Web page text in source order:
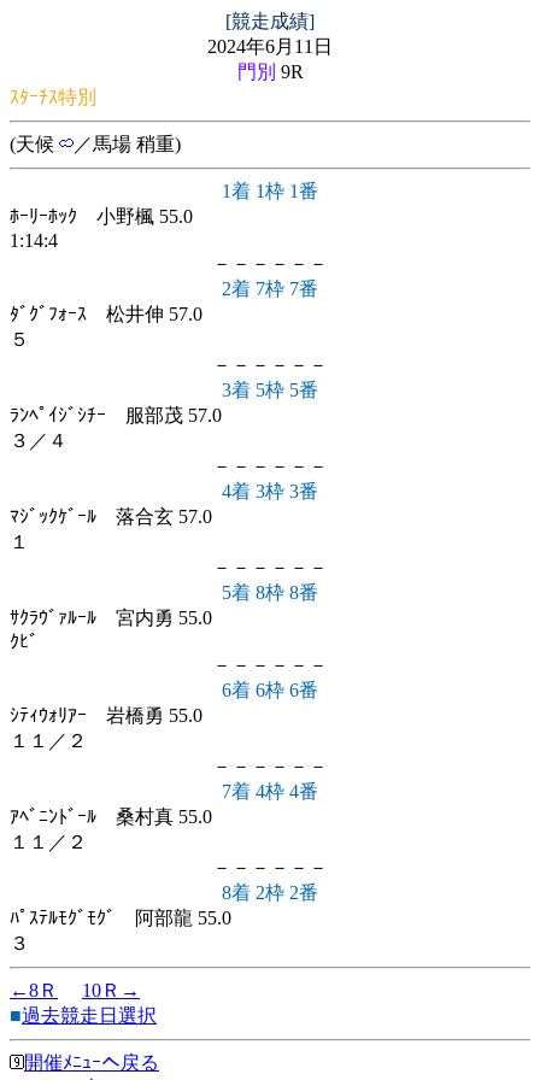
[競走成績]
2024年6月11日
門別 9R
ｽﾀｰﾁｽ特別
(天候 ／馬場 稍重)
1着 1枠 1番
ﾎｰﾘｰﾎｯｸ 小野楓 55.0
1:14:4
－－－－－－
2着 7枠 7番
ﾀﾞｸﾞﾌｫｰｽ 松井伸 57.0
５
－－－－－－
3着 5枠 5番
ﾗﾝﾍﾟｲｼﾞｼﾁｰ 服部茂 57.0
３／４
－－－－－－
4着 3枠 3番
ﾏｼﾞｯｸｹﾞｰﾙ 落合玄 57.0
１
－－－－－－
5着 8枠 8番
ｻｸﾗｳﾞｧﾙｰﾙ 宮内勇 55.0
ｸﾋﾞ
－－－－－－
6着 6枠 6番
ｼﾃｨｳｫﾘｱｰ 岩橋勇 55.0
１１／２
－－－－－－
7着 4枠 4番
ｱﾍﾞﾆﾝﾄﾞｰﾙ 桑村真 55.0
１１／２
－－－－－－
8着 2枠 2番
ﾊﾟｽﾃﾙﾓｸﾞﾓｸﾞ 阿部龍 55.0
３
←8Ｒ
10Ｒ→
■過去競走日選択
開催ﾒﾆｭｰへ戻る